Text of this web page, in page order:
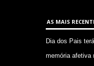
AS MAIS
Dia dos Pais
memória afetiva